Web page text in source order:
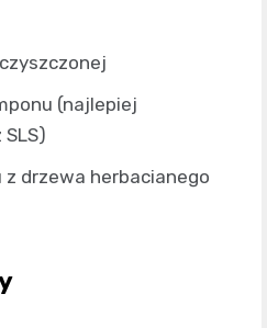
(najlepiej
z drzewa herbacianego